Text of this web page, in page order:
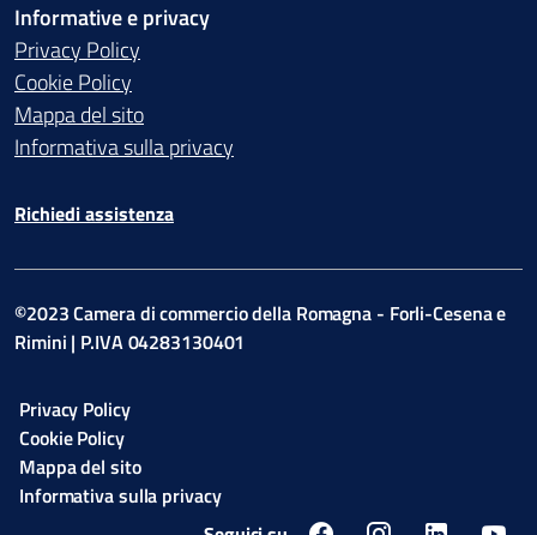
Informative e privacy
Privacy Policy
Cookie Policy
Mappa del sito
Informativa sulla privacy
Richiedi assistenza
©2023 Camera di commercio della Romagna - Forli-Cesena e
Rimini | P.IVA 04283130401
Privacy Policy
Cookie Policy
Mappa del sito
Informativa sulla privacy